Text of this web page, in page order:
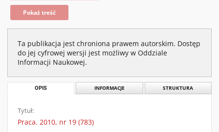
Pokaż treść
Ta publikacja jest chroniona prawem autorskim. Dostęp
do jej cyfrowej wersji jest możliwy w Oddziale
Informacji Naukowej.
OPIS INFORMACJE STRUKTURA
Tytuł:
Praca. 2010, nr 19 (783)